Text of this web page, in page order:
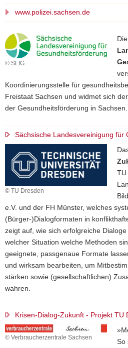
www.polizei.sachsen.de
© SLfG
Die
Koordinierungsstelle für
Freistaat Sachsen und widmet sich
der Gesundheitsförderung in Sachsen.
Sächsische Landesvereinigung für
© TU Dresden
TU
e.V. und der FH Münster, welches
(Bürger-)Dialogformaten in
zeigt auf, wie sich erfolgreiche
welcher Situation welche Methoden
geeignete, passgenaue Formate
und wirksam bearbeiten, um
stärken sowie (gesellschaftlichen)
wahren.
Krisen-Dialog-Zukunft - Projekt TU
© Verbraucherzentrale Sachsen
So